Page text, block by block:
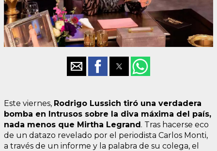
Este viernes, Rodrigo Lussich tiró una verdadera
bomba en Intrusos sobre la diva máxima del país,
nada menos que Mirtha Legrand. Tras hacerse eco
de un datazo revelado por el periodista Carlos Monti,
a través de un informe y la palabra de su colega, el